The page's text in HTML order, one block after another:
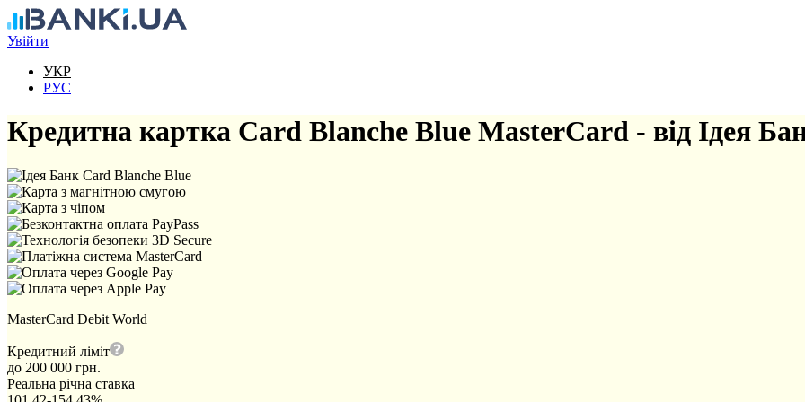
Перейти до основного вмісту
Увійти
УКР
РУС
Кредитна картка Card Blanche Blue MasterCard - від Ідея
MasterCard Debit World
Кредитний ліміт
до 200 000 грн.
Реальна річна ставка